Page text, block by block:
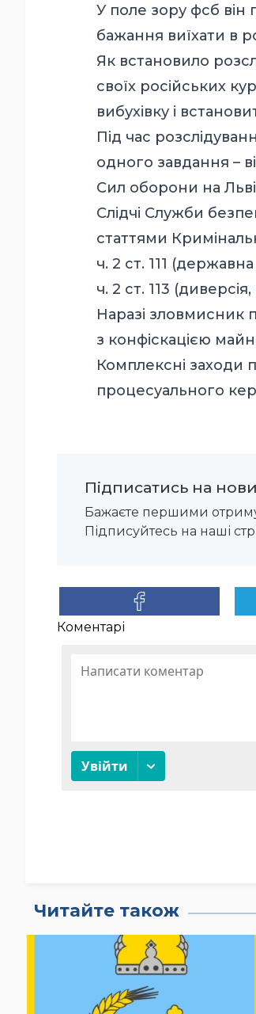
У поле зору фсб
бажання виїхати в
Як встановило
своїх російських
вибухівку і
Під час
одного завдання –
Сил оборони на
Слідчі Служби
статтями
⁠ч. 2 ст. 111
ч. 2 ст. 113
Наразі зловмисник
з конфіскацією
Комплексні заходи
процесуального
Підписатись на
Бажаєте першими
Підписуйтесь на наші
Коментарі
Читайте також